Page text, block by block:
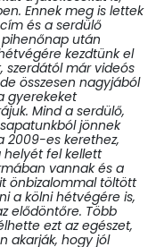
Ennek meg is lettek
és a serdülő
után
kezdtünk el
szerdától már videós
összesen nagyjából
gyerekeket
Mind a serdülő,
jönnek
2009-es kerethez,
helyét fel kellett
vannak és a
önbizalommal töltött
a kölni hétvégére is,
elődöntőre. Több
ezt az egészet,
akarják, hogy jól